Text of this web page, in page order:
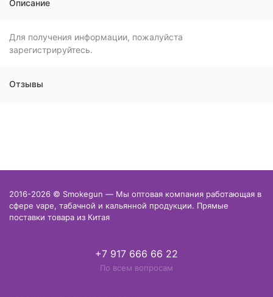
Описание
Для получения информации, пожалуйста
зарегистрируйтесь.
Отзывы
2016-2026 © Smokegun — Мы оптовая компания работающая в
сфере vape, табачной и кальянной продукции. Прямые
поставки товара из Китая
+7 917 666 66 22
По всем вопросам